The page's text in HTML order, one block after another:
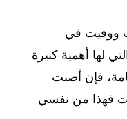
ووفيت في
لها أهمية كبيرة
فإن أصبت
فهذا من نفسي